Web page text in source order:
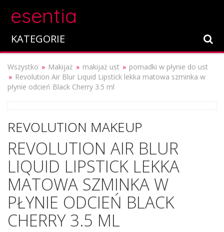
esentia
KATEGORIE
Wszystko Makijaż makijaż ust
pomadki w płynie do ust
Revolution Air Blur Liquid Lipstick lekka matowa szminka w
płynie odcień Black Cherry 3.5 ml
REVOLUTION MAKEUP
REVOLUTION AIR BLUR
LIQUID LIPSTICK LEKKA
MATOWA SZMINKA W
PŁYNIE ODCIEŃ BLACK
CHERRY 3.5 ML